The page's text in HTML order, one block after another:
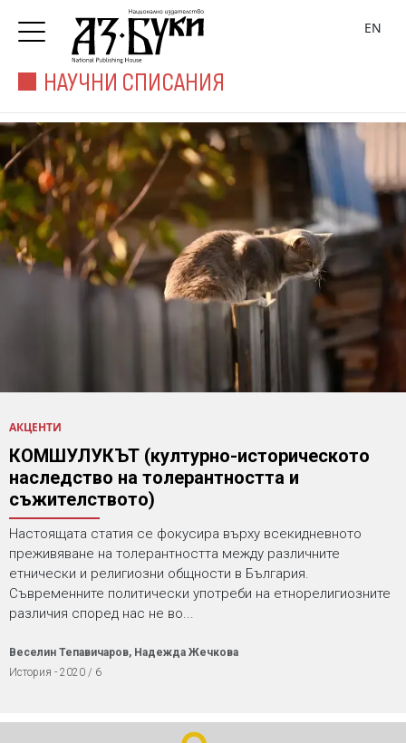
НАУЧНИ СПИСАНИЯ
EN
АКЦЕНТИ
КОМШУЛУКЪТ (културно-историческото
наследство на толерантността и
съжителството)
Настоящата статия се фокусира върху всекидневното
преживяване на толерантността между различните
етнически и религиозни общности в България.
Съвременните политически употреби на етнорелигиозните
различия според нас не во...
Веселин Тепавичаров, Надежда Жечкова
История - 2020 / 6